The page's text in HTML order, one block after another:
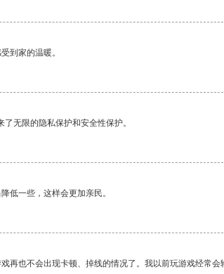
到家的温暖。
无限的隐私保护和安全性保护。
低一些，这样会更加亲民。
再也不会出现卡顿、掉线的情况了。我以前玩游戏经常会